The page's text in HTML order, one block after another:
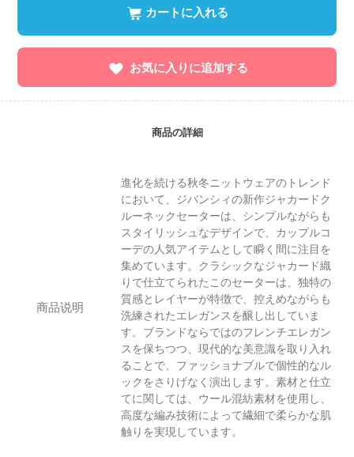
カートに入れる
お気に入りに追加する
商品の詳細
商品说明
進化を続ける秋冬ニットウェアのトレンド
において、ジバンシィの新作ジャカードク
ルーネックセーターは、シンプルながらも
スタイリッシュなデザインで、カップルコ
ーデの人気アイテムとして瞬く間に注目を
集めています。クラシックなジャカード織
りで仕立てられたこのセーターは、独特の
質感とレイヤーが特徴で、控えめながらも
洗練されたエレガンスを醸し出していま
す。ブランドならではのフレンチエレガン
スを保ちつつ、現代的な美意識を取り入れ
ることで、ファッショナブルで個性的なル
ックをさりげなく演出します。素材と仕立
てに関しては、ウール混紡素材を使用し、
高度な編み技術によって繊細で柔らかな肌
触りを実現しています。